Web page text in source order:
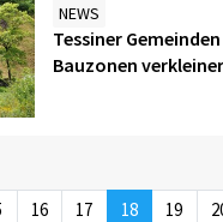
NEWS
Tessiner
Bauzonen
16 17 18 19